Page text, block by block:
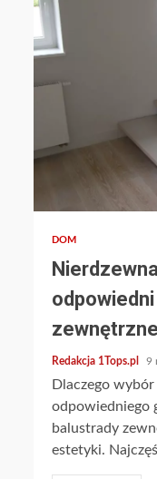
DOM
Redakcja 1Tops.pl 9
Dlaczego
odpowiedniego
balustrady
estetyki.